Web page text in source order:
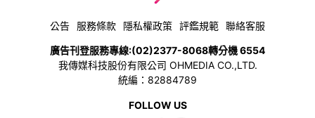
公告 服務條款 隱私權政策 評鑑規範 聯絡客服
廣告刊登服務專線:(02)2377-8068轉分機 6554
我傳媒科技股份有限公司 OHMEDIA CO.,LTD.
統編：82884789
FOLLOW US